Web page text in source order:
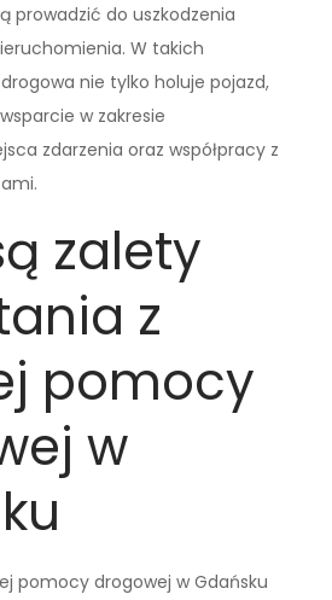
prowadzić do uszkodzenia
W takich
nie tylko holuje pojazd,
w zakresie
zdarzenia oraz współpracy z
zalety
z
pomocy
w
pomocy drogowej w Gdańsku